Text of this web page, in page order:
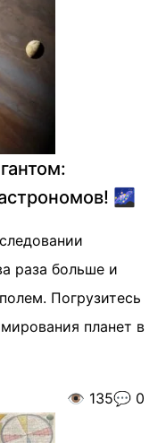
🌌
раза больше и
Погрузитесь
планет в
👁️ 135💬 0